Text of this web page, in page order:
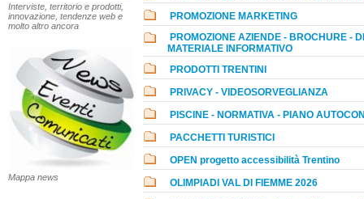
Interviste, territorio e prodotti,
innovazione, tendenze web e
molto altro ancora
Mappa news
PROMOZIONE MARKETING
PROMOZIONE AZIENDE - BROCHURE -
MATERIALE INFORMATIVO
PRODOTTI TRENTINI
PRIVACY - VIDEOSORVEGLIANZA
PISCINE - NORMATIVA - PIANO
PACCHETTI TURISTICI
OPEN progetto accessibilità Trentino
OLIMPIADI VAL DI FIEMME 2026